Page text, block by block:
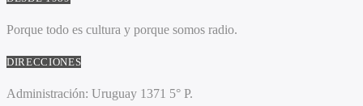
Porque todo es cultura y porque somos radio.
DIRECCIONES
Administración: Uruguay 1371 5° P.